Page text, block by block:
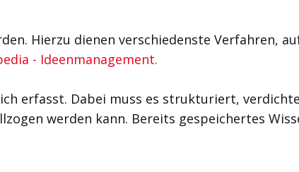
Hierzu dienen verschiedenste Verfahren,
- Ideenmanagement.
erfasst. Dabei muss es strukturiert,
werden kann. Bereits gespeichertes